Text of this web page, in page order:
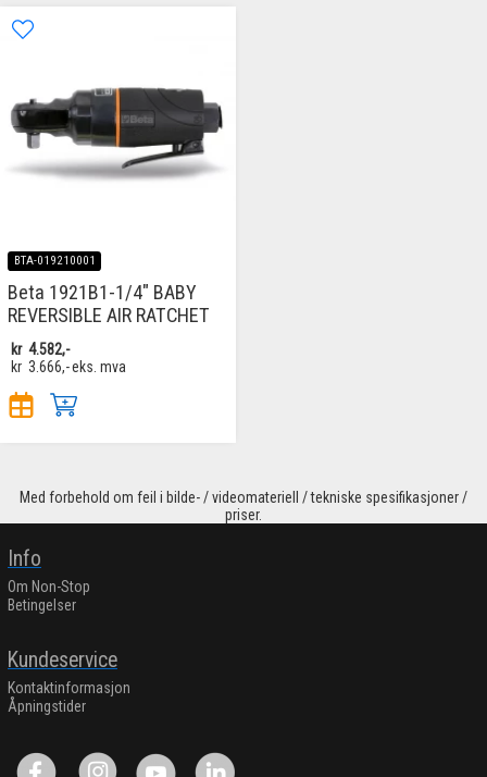
BTA-019210001
Beta 1921B1-1/4" BABY
REVERSIBLE AIR RATCHET
kr 4.582,-
kr 3.666,-eks. mva
Med forbehold om feil i bilde- / videomateriell / tekniske spesifikasjoner /
priser.
Info
Om Non-Stop
Betingelser
Kundeservice
Kontaktinformasjon
Åpningstider